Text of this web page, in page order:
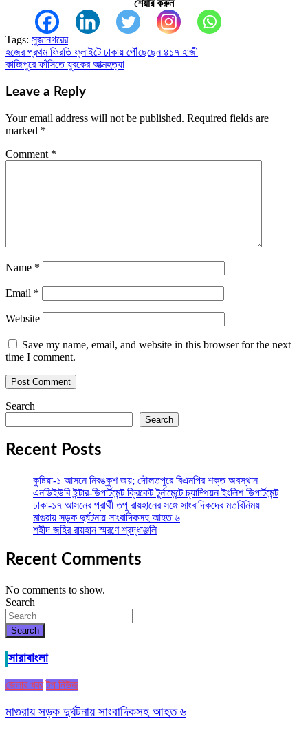
শেয়ার করুন
Tags: সুজানগরের
Post
navigation
হজের প্রথম ফিরতি ফ্লাইটে ঢাকায় পৌঁছেছেন ৪১৭ হাজী
কাজিপুরে ফাঁসিতে যুবকের আত্মহত্যা
Leave a Reply
Your email address will not be published. Required fields are
marked *
Comment *
Name *
Email *
Website
Save my name, email, and website in this browser for the next
time I comment.
Search
Search
Recent Posts
কুষ্টিয়া-১ আসনে নিরঙ্কুশ জয়; দৌলতপুরে বিএনপির শক্ত অবস্থান
এনডিইউবি ইন্টার-ডিপার্টমেন্ট ক্রিকেট টুর্নামেন্টে চ্যাম্পিয়ন ইংলিশ ডিপার্টমেন্ট
ঢাকা-১৭ আসনের প্রার্থী তপু রায়হানের সঙ্গে সাংবাদিকদের মতবিনিময়
মাগুরায় সড়ক দুর্ঘটনায় সাংবাদিকসহ আহত ৬
শহীদ জহির রায়হান স্মরণে শ্রদ্ধাঞ্জলি
Recent Comments
No comments to show.
Search
Search
সারাবাংলা
জেলার খবর টপ নিউজ
মাগুরায় সড়ক দুর্ঘটনায় সাংবাদিকসহ আহত ৬